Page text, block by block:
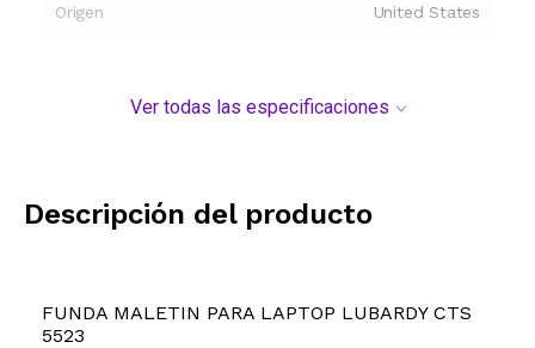
Origen United States
Ver todas las especificaciones
Descripción del producto
FUNDA MALETIN PARA LAPTOP LUBARDY CTS
5523